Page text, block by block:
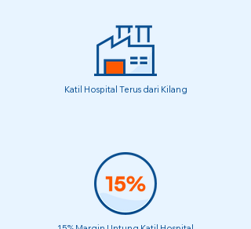
Katil Hospital Terus dari Kilang